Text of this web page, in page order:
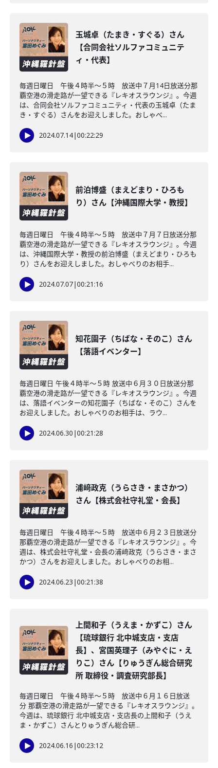
玉城卓（たまき・すぐる）さん
【合同会社ソルファコミュニテ
ィ・代表】
毎週日曜日 午後４時半～５時 放送中７月14日放送分那
覇空港の滑走路が一望できる『レキオスラウンジ』。今週
は、合同会社ソルファコミュニティ・代表の玉城卓（たま
き・すぐる）さんをお迎えしました。おしゃべ...
2024.07.14|00:22:29
前泊博盛（まえどまり・ひろも
り）さん【沖縄国際大学・教授】
毎週日曜日 午後４時半～５時 放送中７月７日放送分那
覇空港の滑走路が一望できる『レキオスラウンジ』。今週
は、沖縄国際大学・教授の前泊博盛（まえどまり・ひろも
り）さんをお迎えしました。おしゃべりのお相手...
2024.07.07|00:21:16
知花園子（ちばな・そのこ）さん
【落語イベンター】
毎週日曜日 午後４時半～５時 放送中６月３０日放送分那
覇空港の滑走路が一望できる『レキオスラウンジ』。今週
は、落語イベンターの知花園子（ちばな・そのこ）さんを
お迎えしました。おしゃべりのお相手は、ラウ...
2024.06.30 |00:21:28
浦﨑政克（うらさき・まさかつ）
さん【株式会社守礼堂・会長】
毎週日曜日 午後４時半～５時 放送中６月２３日放送分
那覇空港の滑走路が一望できる『レキオスラウンジ』。今
週は、株式会社守礼堂・会長の浦﨑政克（うらさき・まさ
かつ）さんをお迎えしました。おしゃべりのお相...
2024.06.23 |00:21:38
上間和子（うえま・かずこ）さん
【琉球銀行 北中城支店・支店
長】、宮国英理子（みやぐに・え
りこ）さん【りゅうぎん総合研究
所 取締役・調査研究部長】
毎週日曜日 午後４時半～５時 放送中６月１６日放送
分 那覇空港の滑走路が一望できる『レキオスラウンジ』。
今週は、琉球銀行 北中城支店・支店長の上間和子（うえ
ま・かずこ）さんとりゅうぎん総合研...
2024.06.16 |00:23:12